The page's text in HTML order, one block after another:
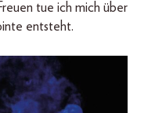
tue ich mich über
entsteht.